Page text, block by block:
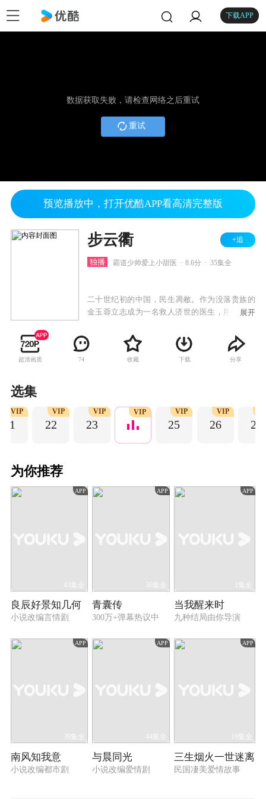
下载APP
数据获取失败，请检查网络之后重试
重试
预览播放中，打开优酷APP看高清完整版
步云衢 +追
独播 霸道少帅爱上小甜医 8.6分 35集全
二十世纪初的中国，民生凋敝。作为没落贵族的
金玉蓉立志成为一名救人济世的医生，用自己的
大家族之子赵正南。两人从相识、相知再到相
爱，他们也努力地探索着让这个世界变得更好的
方式。历经种种磨难，金玉蓉终于成为了悬壶救
陷入低谷时，共产主义信仰照进了她的世界，金
玉蓉渐渐涅槃重生，全身心投入到革命事业中，
展开
超清画质 74 收藏 下载 分享
选集
21
VIP
22
VIP
23
VIP VIP
25
VIP
26
VIP
27
为你推荐
APP
43集全
良辰好景知几何
小说改编言情剧
APP
36集全
青囊传
300万+弹幕热议中
APP
1集全
当我醒来时
九种结局由你导演
APP
39集全
南风知我意
小说改编都市剧
APP
44集全
与晨同光
小说改编爱情剧
APP
19集全
三生烟火一世迷离
民国凄美爱情故事